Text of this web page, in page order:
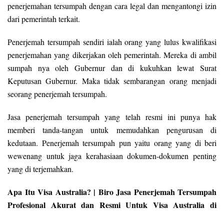
penerjemahan tersumpah dengan cara legal dan mengantongi izin
dari pemerintah terkait.
Penerjemah tersumpah sendiri ialah orang yang lulus kwalifikasi
penerjemahan yang dikerjakan oleh pemerintah. Mereka di ambil
sumpah nya oleh Gubernur dan di kukuhkan lewat Surat
Keputusan Gubernur. Maka tidak sembarangan orang menjadi
seorang penerjemah tersumpah.
Jasa penerjemah tersumpah yang telah resmi ini punya hak
memberi tanda-tangan untuk memudahkan pengurusan di
kedutaan. Penerjemah tersumpah pun yaitu orang yang di beri
wewenang untuk jaga kerahasiaan dokumen-dokumen penting
yang di terjemahkan.
Apa Itu Visa Australia? | Biro Jasa Penerjemah Tersumpah
Profesional Akurat dan Resmi Untuk Visa Australia di